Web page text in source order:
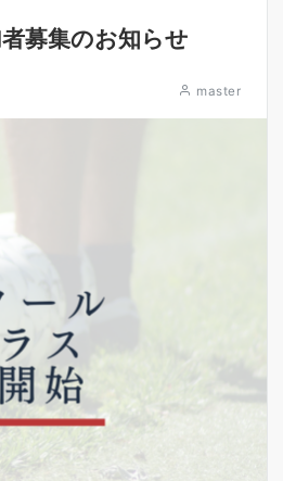
募集のお知らせ
master